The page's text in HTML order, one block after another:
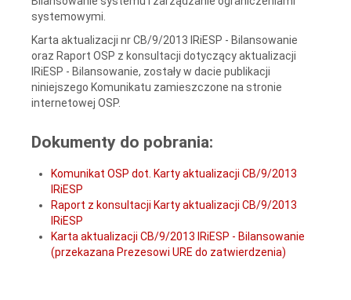
systemowymi.
Karta aktualizacji nr CB/9/2013 IRiESP - Bilansowanie
oraz Raport OSP z konsultacji dotyczący aktualizacji
IRiESP - Bilansowanie, zostały w dacie publikacji
niniejszego Komunikatu zamieszczone na stronie
internetowej OSP.
Dokumenty do pobrania:
Komunikat OSP dot. Karty aktualizacji CB/9/2013
IRiESP
Raport z konsultacji Karty aktualizacji CB/9/2013
IRiESP
Karta aktualizacji CB/9/2013 IRiESP - Bilansowanie
(przekazana Prezesowi URE do zatwierdzenia)